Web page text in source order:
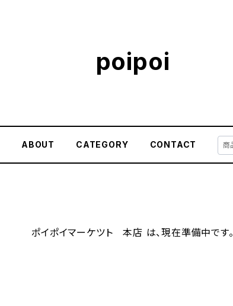
poipoi
ABOUT CATEGORY CONTACT
ポイポイマーケツト 本店 は、現在準備中です。